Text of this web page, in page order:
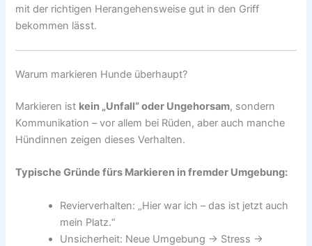
mit der richtigen Herangehensweise gut in den Griff
bekommen lässt.
Warum markieren Hunde überhaupt?
Markieren ist kein „Unfall“ oder Ungehorsam, sondern
Kommunikation – vor allem bei Rüden, aber auch manche
Hündinnen zeigen dieses Verhalten.
Typische Gründe fürs Markieren in fremder Umgebung:
Revierverhalten: „Hier war ich – das ist jetzt auch
mein Platz.“
Unsicherheit: Neue Umgebung → Stress →